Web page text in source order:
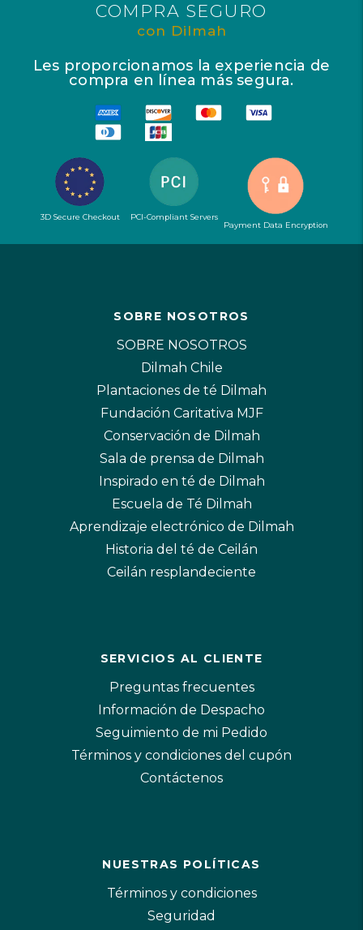
COMPRA SEGURO
con Dilmah
Les proporcionamos la experiencia de
compra en línea más segura.
3D Secure Checkout
PCI-Compliant Servers
Payment Data Encryption
SOBRE NOSOTROS
SOBRE NOSOTROS
Dilmah Chile
Plantaciones de té Dilmah
Fundación Caritativa MJF
Conservación de Dilmah
Sala de prensa de Dilmah
Inspirado en té de Dilmah
Escuela de Té Dilmah
Aprendizaje electrónico de Dilmah
Historia del té de Ceilán
Ceilán resplandeciente
SERVICIOS AL CLIENTE
Preguntas frecuentes
Información de Despacho
Seguimiento de mi Pedido
Términos y condiciones del cupón
Contáctenos
NUESTRAS POLÍTICAS
Términos y condiciones
Seguridad